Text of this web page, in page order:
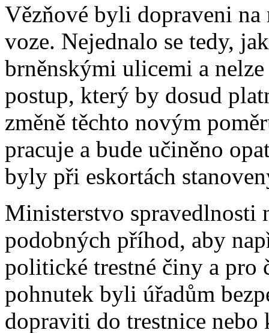
Vězňové byli dopraveni
voze. Nejednalo se tedy,
brněnskými ulicemi a
postup, který by dosud
změně těchto novým
pracuje a bude učiněno
byly při eskortách
Ministerstvo
podobných příhod, aby
politické trestné činy a
pohnutek byli úřadům
dopraviti do trestnice